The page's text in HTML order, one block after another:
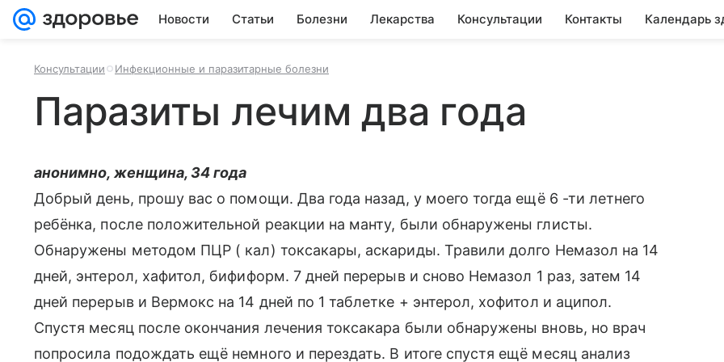
Новости Статьи Болезни Лекарства Консультации Контакты Календарь
Консультации Инфекционные и паразитарные болезни
Паразиты лечим два года
анонимно, женщина, 34 года
Добрый день, прошу вас о помощи. Два года назад, у моего тогда ещё 6 -ти летнего
ребёнка, после положительной реакции на манту, были обнаружены глисты.
Обнаружены методом ПЦР ( кал) токсакары, аскариды. Травили долго Немазол на 14
дней, энтерол, хафитол, бифиформ. 7 дней перерыв и сново Немазол 1 раз, затем 14
дней перерыв и Вермокс на 14 дней по 1 таблетке + энтерол, хофитол и аципол.
Спустя месяц после окончания лечения токсакара были обнаружены вновь, но врач
попросила подождать ещё немного и перездать. В итоге спустя ещё месяц анализ